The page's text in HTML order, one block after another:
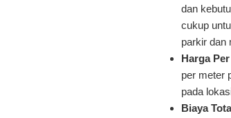
dan
cukup
parkir dan
Harga
per meter
pada
Biaya